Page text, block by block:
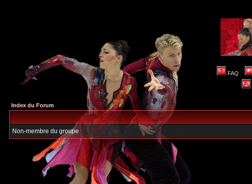
FAQ
Index du Forum
Non-membre du groupe